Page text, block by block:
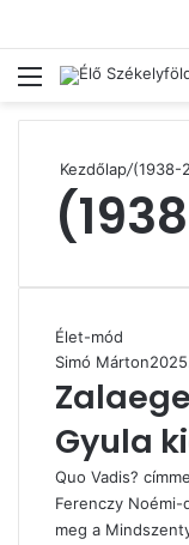
Menü
Kezdőlap/(1938-
Élet-mód
Simó Márton
Gyula
Quo Vadis?
Ferenczy Noémi-
meg a